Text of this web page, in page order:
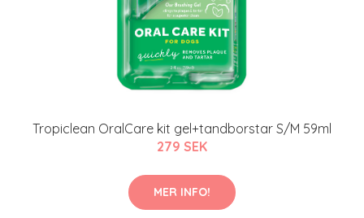
Tropiclean OralCare kit gel+tandborstar S/M 59ml
279 SEK
MER INFO!